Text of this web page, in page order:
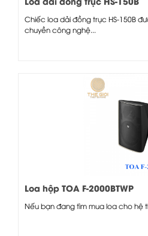
Chiếc loa dải đồng trục HS-150B
chuyền công nghệ...
Loa hộp TOA F-2000BTWP
Nếu bạn đang tìm mua loa cho hệ